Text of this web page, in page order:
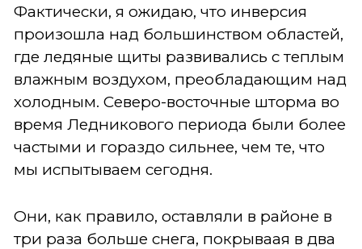
Фактически, я ожидаю, что инверсия
произошла над большинством областей,
где ледяные щиты развивались с теплым
влажным воздухом, преобладающим над
холодным. Северо-восточные шторма во
время Ледникового периода были более
частыми и гораздо сильнее, чем те, что
мы испытываем сегодня.
Они, как правило, оставляли в районе в
три раза больше снега, покрываая в два